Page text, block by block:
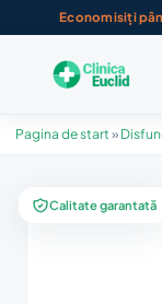
Economisiți
Pagina de start »
Calitate garantată